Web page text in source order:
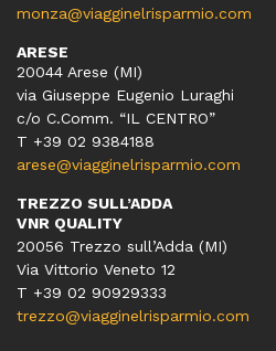
monza@viagginelrisparmio.com
ARESE
20044 Arese (MI)
via Giuseppe Eugenio Luraghi
c/o C.Comm. “IL CENTRO”
T +39 02 9384188
arese@viagginelrisparmio.com
TREZZO SULL’ADDA
VNR QUALITY
20056 Trezzo sull’Adda (MI)
Via Vittorio Veneto 12
T +39 02 90929333
trezzo@viagginelrisparmio.com